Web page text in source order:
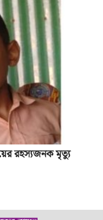
রহস্যজনক মৃত্যু